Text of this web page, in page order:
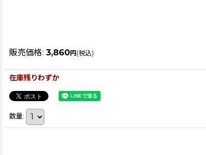
販売価格: 3,860円(税込)
在庫残りわずか
数量: